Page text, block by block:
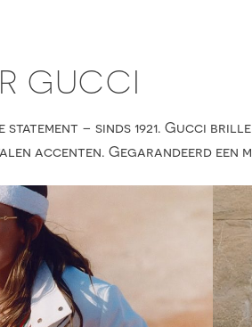
GUCCI
– sinds 1921. Gucci
accenten. Gegarandeerd